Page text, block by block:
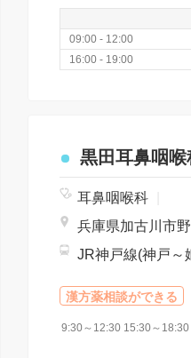
09:00 - 12:00
16:00 - 19:00
黒田耳鼻咽
耳鼻咽喉科
兵庫県加古川市
漢方薬相談ができる
9:30～12:30 15:30～